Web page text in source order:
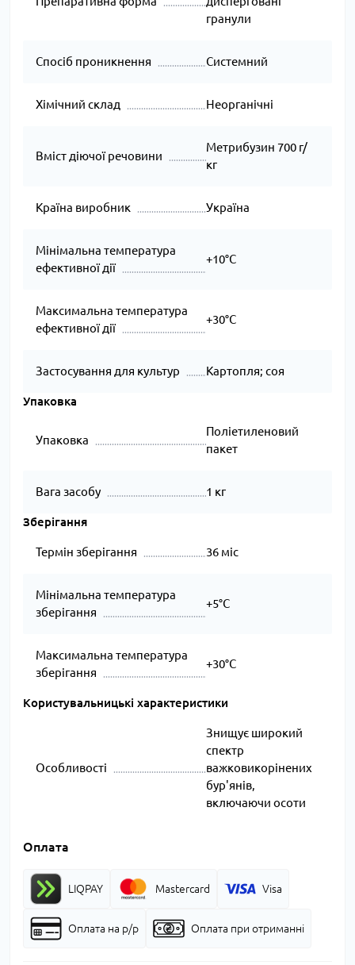
гранули
Спосіб проникнення Системний
Хімічний склад Неорганічні
Вміст діючої речовини
Метрибузин 700 г/
кг
Країна виробник Україна
Мінімальна температура
ефективної дії
+10°C
Максимальна температура
ефективної дії
+30°C
Застосування для культур Картопля; соя
Упаковка
Упаковка
Поліетиленовий
пакет
Вага засобу 1 кг
Зберігання
Термін зберігання 36 міс
Мінімальна температура
зберігання
+5°C
Максимальна температура
зберігання
+30°C
Користувальницькі характеристики
Особливості
Знищує широкий
спектр
важковикорінених
бур'янів,
включаючи осоти
Оплата
LIQPAY Mastercard Visa
Оплата на р/р Оплата при отриманні